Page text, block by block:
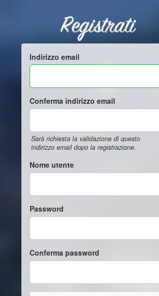
Registrati
Indirizzo email
Conferma indirizzo email
Sarà richiesta la validazione di questo
indirizzo email dopo la registrazione.
Nome utente
Password
Conferma password